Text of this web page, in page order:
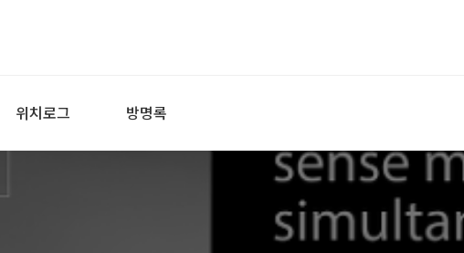
위치로그 방명록